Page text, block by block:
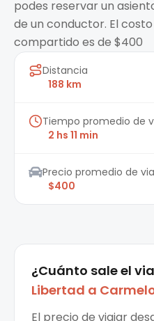
podes reservar un
de un conductor. El
compartido es de $400
Distancia
188 km
Tiempo promedio de
2 hs 11 min
Precio promedio de
$400
¿Cuánto sale el
Libertad a
El precio de viajar